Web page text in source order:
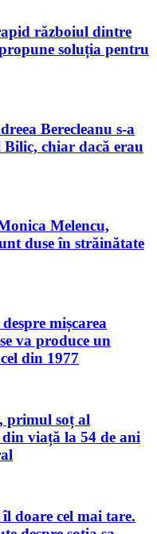
războiul dintre
soluția pentru
Berecleanu s-a
chiar dacă erau
Melencu,
duse în străinătate
mișcarea
va produce un
din 1977
primul soț al
viață la 54 de ani
doare cel mai tare.